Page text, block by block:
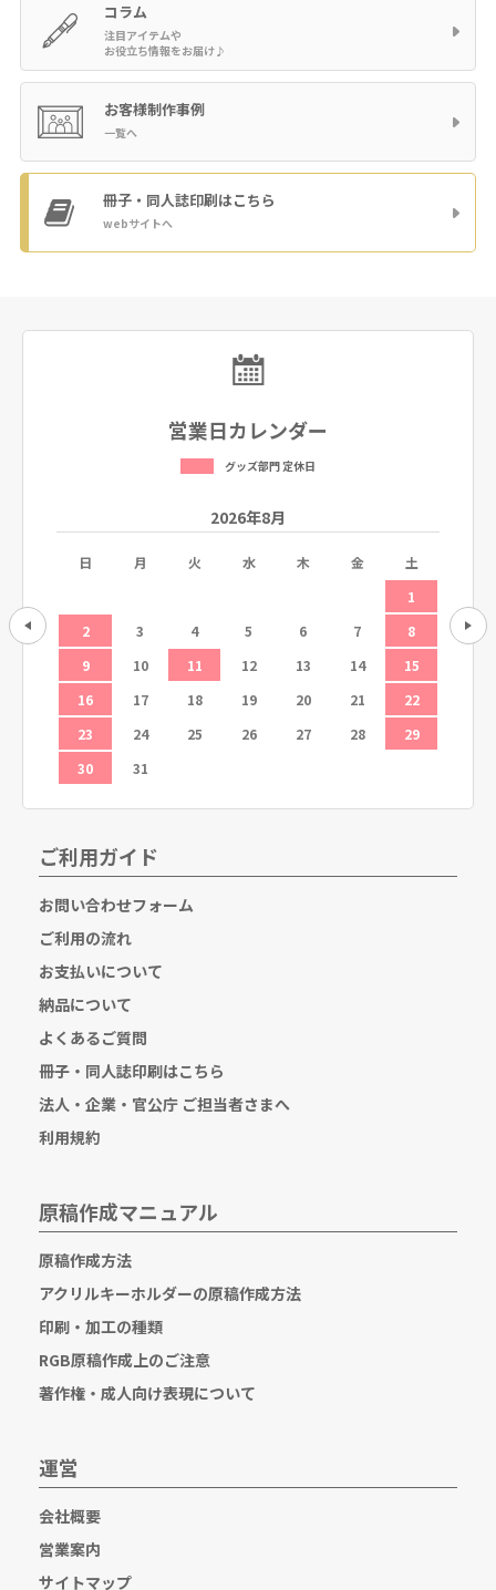
コラム
注目アイテムや
お役立ち情報をお届け♪
お客様制作事例
一覧へ
冊子・同人誌印刷はこちら
webサイトへ
営業日カレンダー
グッズ部門 定休日
12
2026年8月
日 月 火 水 木 金
土
1
2
3 4 5 6 7
8
9
10 11 12 13 14
15
16
17 18 19 20 21
22
23
24 25 26 27 28
29
30
31
6
ご利用ガイド
お問い合わせフォーム
ご利用の流れ
お支払いについて
納品について
よくあるご質問
冊子・同人誌印刷はこちら
法人・企業・官公庁 ご担当者さまへ
利用規約
原稿作成マニュアル
原稿作成方法
アクリルキーホルダーの原稿作成方法
印刷・加工の種類
RGB原稿作成上のご注意
著作権・成人向け表現について
運営
会社概要
営業案内
サイトマップ